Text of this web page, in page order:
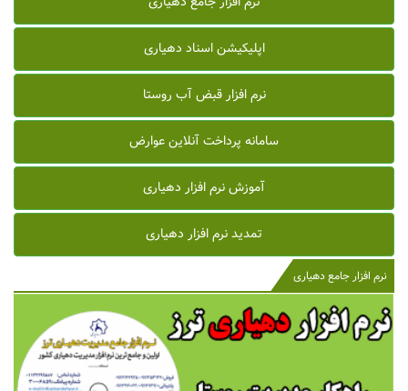
اپلیکیشن اسناد دهیاری
نرم افزار قبض آب روستا
سامانه پرداخت آنلاین عوارض
آموزش نرم افزار دهیاری
تمدید نرم افزار دهیاری
نرم افزار جامع دهیاری